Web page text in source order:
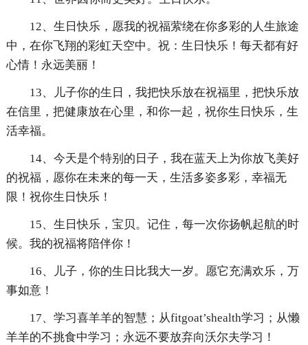
12、生日快乐，愿我的祝福萦绕在你多彩的人生旅途
中，在你飞翔的彩虹天空中。祝：生日快乐！每天都有好
心情！永远美丽！
13、儿子你的生日，我把快乐放在祝福里，把快乐放
在信里，把健康放在心里，和你一起，祝你生日快乐，生
活幸福。
14、今天是个特别的日子，我在蓝天上为你放飞美好
的祝福，愿你在未来的每一天，生活多姿多彩，幸福无
限！祝你生日快乐！
15、生日快乐，宝贝。记住，每一次你扬帆起航的时
候。我的祝福将陪伴你！
16、儿子，你的生日比我大一岁。愿它充满欢乐，万
事如意！
17、学习喜羊羊的智慧；从fitgoat’shealth学习；从懒
羊羊的不挑食中学习；永远不要放弃向沃尔夫学习！